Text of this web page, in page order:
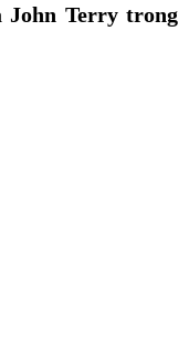
John Terry trong